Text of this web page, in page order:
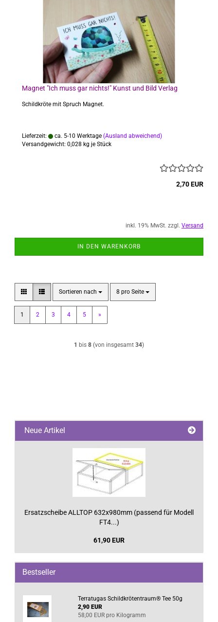
Magnet "Ich muss gar nichts!" Kunst und Bild Verlag
Schildkröte mit Spruch Magnet.
Lieferzeit: ca. 5-10 Werktage (Ausland abweichend)
Versandgewicht: 0,028 kg je Stück
2,70 EUR
inkl. 19% MwSt. zzgl. Versand
IN DEN WARENKORB
Sortieren nach
Sortieren nach 8 pro Seite
pro Seite
1 2 3 4 5 »
1 bis 8 (von insgesamt 34)
Neue Artikel
Ersatzscheibe ALLTOP 632x980mm (passend für Modell
FT4...)
61,90 EUR
Bestseller
Terratugas Schildkrötentraum® Tee 50g
2,90 EUR
58,00 EUR pro Kilogramm